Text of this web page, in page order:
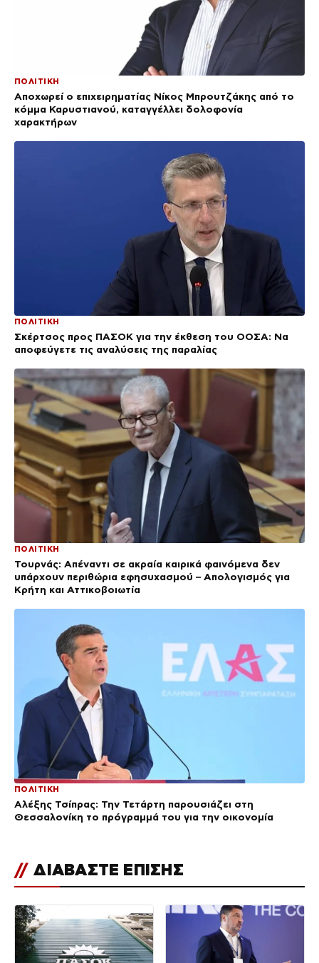
ΠΟΛΙΤΙΚΗ
Αποχωρεί ο επιχειρηματίας Νίκος Μπρουτζάκης από το
κόμμα Καρυστιανού, καταγγέλλει δολοφονία
χαρακτήρων
ΠΟΛΙΤΙΚΗ
Σκέρτσος προς ΠΑΣΟΚ για την έκθεση του ΟΟΣΑ: Να
αποφεύγετε τις αναλύσεις της παραλίας
ΠΟΛΙΤΙΚΗ
Τουρνάς: Απέναντι σε ακραία καιρικά φαινόμενα δεν
υπάρχουν περιθώρια εφησυχασμού – Απολογισμός για
Κρήτη και Αττικοβοιωτία
ΠΟΛΙΤΙΚΗ
Αλέξης Τσίπρας: Την Τετάρτη παρουσιάζει στη
Θεσσαλονίκη το πρόγραμμά του για την οικονομία
// ΔΙΑΒΑΣΤΕ ΕΠΙΣΗΣ